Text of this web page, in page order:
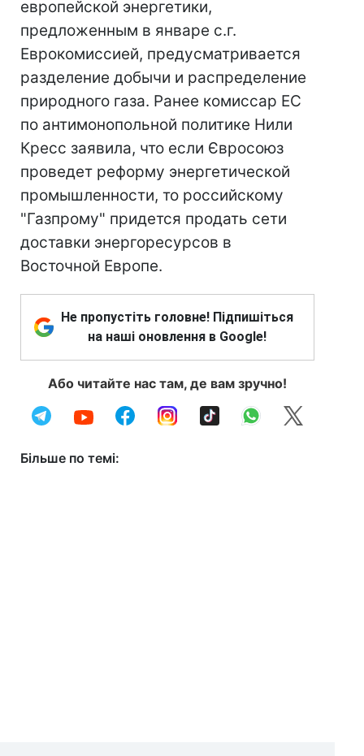
европейской энергетики,
предложенным в январе с.г.
Еврокомиссией, предусматривается
разделение добычи и распределение
природного газа. Ранее комиссар ЕС
по антимонопольной политике Нили
Кресс заявила, что если Євросоюз
проведет реформу энергетической
промышленности, то российскому
"Газпрому" придется продать сети
доставки энергоресурсов в
Восточной Европе.
Не пропустіть головне! Підпишіться
на наші оновлення в Google!
Або читайте нас там, де вам зручно!
Більше по темі: